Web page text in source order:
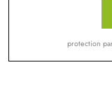
protection